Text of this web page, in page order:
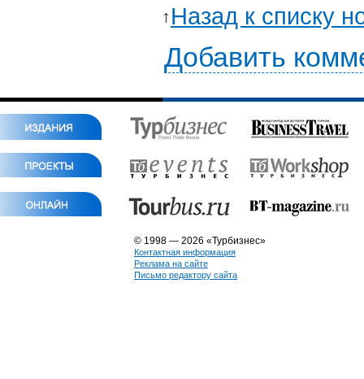
Назад к списку
Добавить
© 1998 — 2026 «Турбизнес»
Контактная информация
Реклама на сайте
Письмо редактору сайта